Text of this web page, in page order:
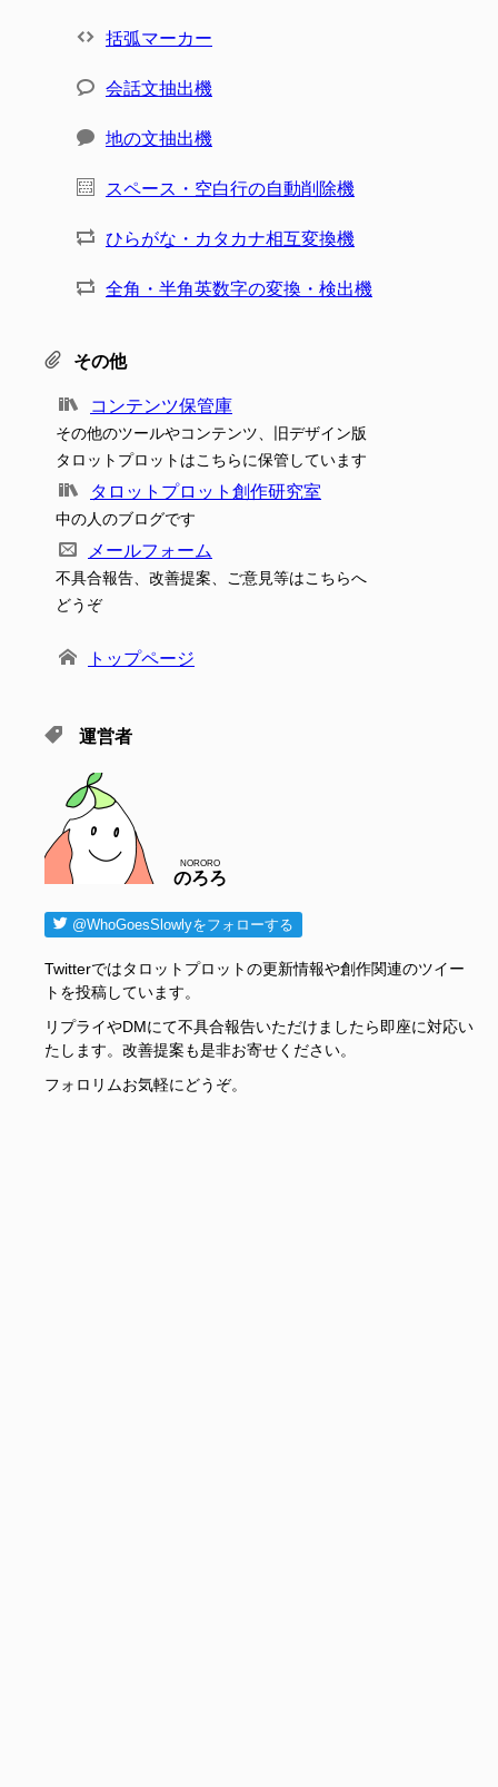
括弧マーカー
会話文抽出機
地の文抽出機
スペース・空白行の自動削除機
ひらがな・カタカナ相互変換機
全角・半角英数字の変換・検出機
その他
コンテンツ保管庫
その他のツールやコンテンツ、旧デザイン版
タロットプロットはこちらに保管しています
タロットプロット創作研究室
中の人のブログです
メールフォーム
不具合報告、改善提案、ご意見等はこちらへ
どうぞ
トップページ
運営者
のろろ
NORORO
@WhoGoesSlowlyをフォローする
Twitterではタロットプロットの更新情報や創作関連のツイー
トを投稿しています。
リプライやDMにて不具合報告いただけましたら即座に対応い
たします。改善提案も是非お寄せください。
フォロリムお気軽にどうぞ。